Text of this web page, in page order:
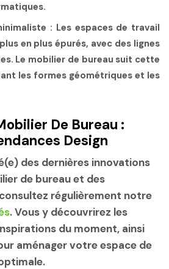
: Les espaces de travail
en plus épurés, avec des lignes
Le mobilier de bureau suit cette
les formes géométriques et les
De Bureau :
Design
des dernières innovations
de bureau et des
régulièrement notre
. Vous y découvrirez les
du moment, ainsi
aménager votre espace de